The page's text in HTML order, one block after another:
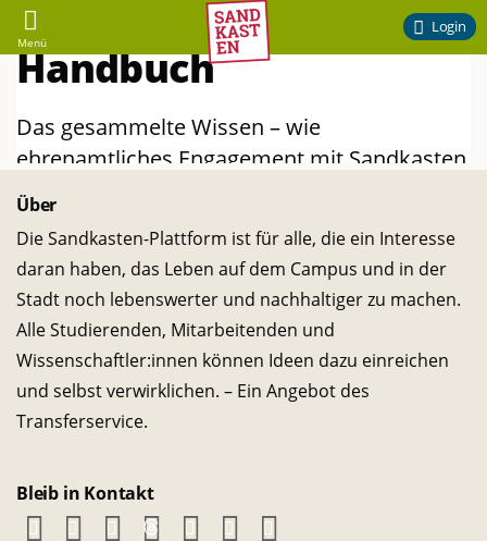
Sandkasten
–
Ehrenamtliches
Engagement
am
Campus
der
TU
Braunschweig
Menü
Login
Über
Die Sandkasten-Plattform ist für alle, die ein Interesse
daran haben, das Leben auf dem Campus und in der
Stadt noch lebenswerter und nachhaltiger zu machen.
Alle Studierenden, Mitarbeitenden und
Wissenschaftler:innen können Ideen dazu einreichen
und selbst verwirklichen. – Ein Angebot des
Transferservice.
Bleib in Kontakt
Telefon-Instagram-Threads-Messenger-
YouTube-Facebook-